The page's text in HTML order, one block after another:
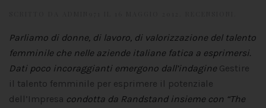
Parliamo di donne, di lavoro, di valorizzazione del talento
femminile che nelle aziende italiane fatica a esprimersi.
Dati poco incoraggianti emergono dall’indagine Gestire
il talento femminile per esprimere il potenziale
dell’Impresa condotta da Randstand insieme con “The